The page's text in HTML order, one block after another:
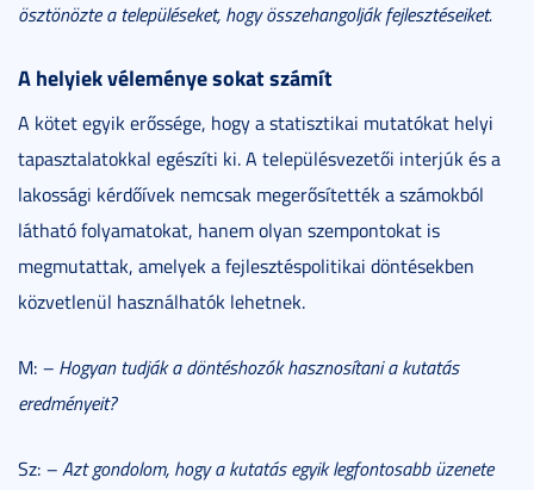
ösztönözte a településeket, hogy összehangolják fejlesztéseiket.
A helyiek véleménye sokat számít
A kötet egyik erőssége, hogy a statisztikai mutatókat helyi
tapasztalatokkal egészíti ki. A településvezetői interjúk és a
lakossági kérdőívek nemcsak megerősítették a számokból
látható folyamatokat, hanem olyan szempontokat is
megmutattak, amelyek a fejlesztéspolitikai döntésekben
közvetlenül használhatók lehetnek.
M: – Hogyan tudják a döntéshozók hasznosítani a kutatás
eredményeit?
Sz: – Azt gondolom, hogy a kutatás egyik legfontosabb üzenete